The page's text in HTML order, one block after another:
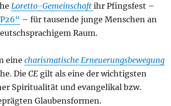
Loretto-Gemeinschaft ihr Pfingsfest –
– für tausende junge Menschen an
Raum.
eine charismatische Erneuerungsbewegung
Die CEgilt als eine der wichtigsten
Spiritualität und evangelikal bzw.
Glaubensformen.